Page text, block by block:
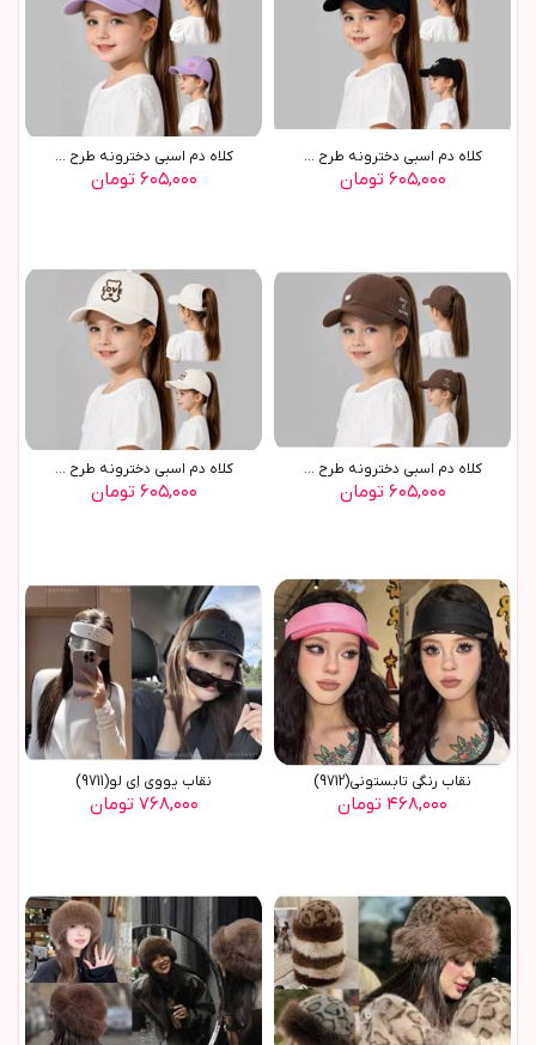
کلاه دم اسبی دخترونه طرح ...
۶۰۵,۰۰۰ تومان
کلاه دم اسبی دخترونه طرح ...
۶۰۵,۰۰۰ تومان
کلاه دم اسبی دخترونه طرح ...
۶۰۵,۰۰۰ تومان
کلاه دم اسبی دخترونه طرح ...
۶۰۵,۰۰۰ تومان
نقاب رنگی تابستونی(9712)
۴۶۸,۰۰۰ تومان
نقاب یووی اِی لو(9711)
۷۶۸,۰۰۰ تومان